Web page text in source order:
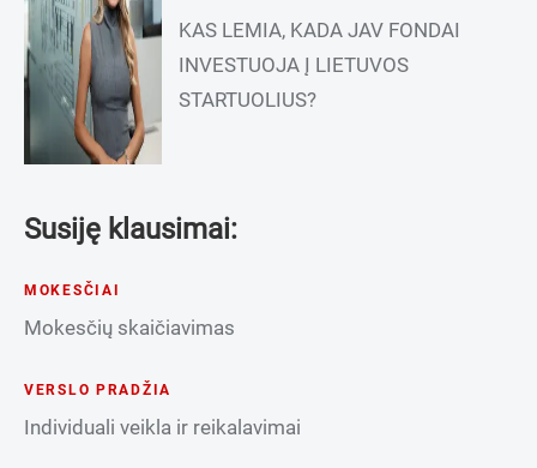
KAS LEMIA, KADA JAV FONDAI
INVESTUOJA Į LIETUVOS
STARTUOLIUS?
Susiję klausimai:
MOKESČIAI
Mokesčių skaičiavimas
VERSLO PRADŽIA
Individuali veikla ir reikalavimai